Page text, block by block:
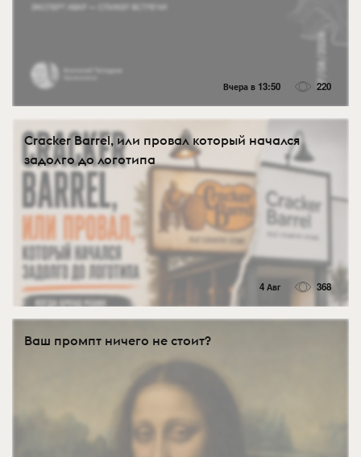
Вчера в 13:50 220
Cracker Barrel, или провал который начался
задолго до логотипа
4 Авг 368
Ваш промпт ничего не стоит?